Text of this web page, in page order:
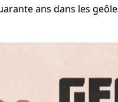
ans dans les